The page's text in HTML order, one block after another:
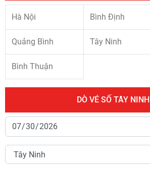
Hà Nội Bình Định
Quảng Bình Tây Ninh
Bình Thuận
DÒ VÉ SỐ TÂY NINH